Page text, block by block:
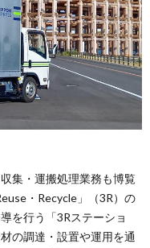
集・運搬処理業務も博覧
・Recycle」（3R）の
を行う「3Rステーショ
の調達・設置や運用を通